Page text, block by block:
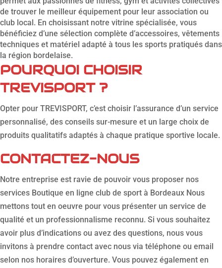
de trouver le meilleur équipement pour leur association ou
club local. En choisissant notre vitrine spécialisée, vous
bénéficiez d’une sélection complète d’accessoires, vêtements
techniques et matériel adapté à tous les sports pratiqués dans
la région bordelaise.
POURQUOI CHOISIR
TREVISPORT ?
Opter pour TREVISPORT, c’est choisir l’assurance d’un service
personnalisé, des conseils sur-mesure et un large choix de
produits qualitatifs adaptés à chaque pratique sportive locale.
CONTACTEZ-NOUS
Notre entreprise est ravie de pouvoir vous proposer nos
services Boutique en ligne club de sport à Bordeaux Nous
mettons tout en oeuvre pour vous présenter un service de
qualité et un professionnalisme reconnu. Si vous souhaitez
avoir plus d’indications ou avez des questions, nous vous
invitons à prendre contact avec nous via téléphone ou email
selon nos horaires d’ouverture. Vous pouvez également en